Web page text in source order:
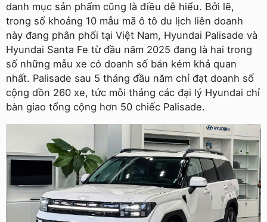
danh mục sản phẩm cũng là điều dễ hiểu. Bởi lẽ,
trong số khoảng 10 mẫu mã ô tô du lịch liên doanh
này đang phân phối tại Việt Nam, Hyundai Palisade và
Hyundai Santa Fe từ đầu năm 2025 đang là hai trong
số những mẫu xe có doanh số bán kém khả quan
nhất. Palisade sau 5 tháng đầu năm chỉ đạt doanh số
cộng dồn 260 xe, tức mỗi tháng các đại lý Hyundai chỉ
bàn giao tổng cộng hơn 50 chiếc Palisade.